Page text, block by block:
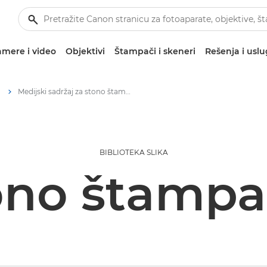
i video Objektivi Štampači i skeneri Rešenja i
Medijski sadržaj za stono štampanje – Canon medijski centar
BIBLIOTEKA SLIKA